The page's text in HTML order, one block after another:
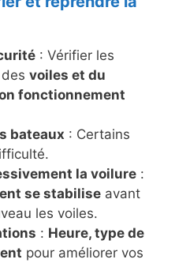
: Vérifier les
des voiles et du
fonctionnement
bateaux : Certains
la voilure :
se stabilise avant
les voiles.
: Heure, type de
pour améliorer vos